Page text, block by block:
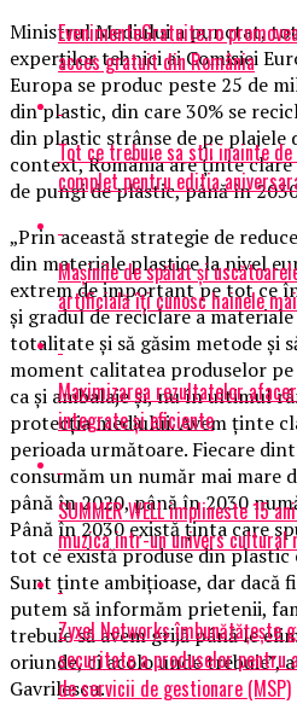
Ministrul Mediului a punctat,
experţilor tehnici ai Comisiei
Europa se produc peste 25 de
din plastic, din care 30% se
din plastic strânse de pe plajele
context, România are ţinte
de pungi de plastic, până în
„Prin această strategie de
din materiale plastice la nivel
extrem de important pe tot ce
şi gradul de reciclare a
totalitate şi să găsim metode şi
moment calitatea produselor
ca şi ambalaje şi, nu în ultimul
protecţia mediului. Avem ţinte
perioada următoare. Fiecare
consumăm un număr mai mare
până în 2020, până în 2030
Până în 2030 există ţinta care
tot ce există produse din plastic
Sunt ţinte ambiţioase, dar dacă
putem să informăm prietenii,
trebuie să avem grijă până le
oriunde, ci acolo unde trebuie”,
Gavrilescu.
EvenimenteGratuite.ro
acces gratuit din România
Tot ce trebuie sa stii inainte
complet pentru editia
Mașinile de spălat și
artificială îți cunosc hainele
Maximizarea rezultatelor
integrate și eficiente
SUMMER WELL implineste 15
muzica intr-un univers cultural
Zyxel Networks îmbunătățește
securitate a produselor
de servicii de gestionare (MSP)